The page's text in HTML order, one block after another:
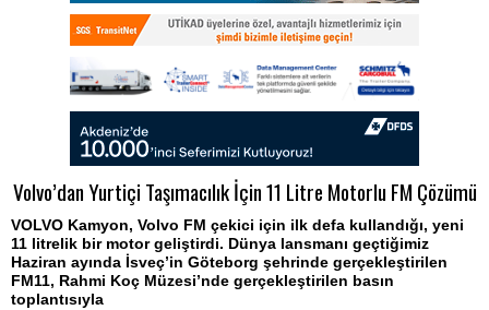
Volvo’dan Yurtiçi Taşımacılık İçin 11 Litre Motorlu FM Çözümü
VOLVO Kamyon, Volvo FM çekici için ilk defa kullandığı, yeni
11 litrelik bir motor geliştirdi. Dünya lansmanı geçtiğimiz
Haziran ayında İsveç’in Göteborg şehrinde gerçekleştirilen
FM11, Rahmi Koç Müzesi’nde gerçekleştirilen basın
toplantısıyla